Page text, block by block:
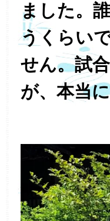
ました。
うくらい
せん。試
が、本当